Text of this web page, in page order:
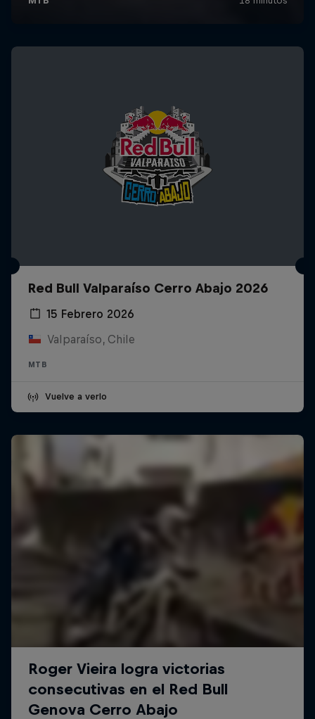
Red Bull Valparaíso Cerro Abajo 2026
15 Febrero 2026
Valparaíso, Chile
MTB
Vuelve a verlo